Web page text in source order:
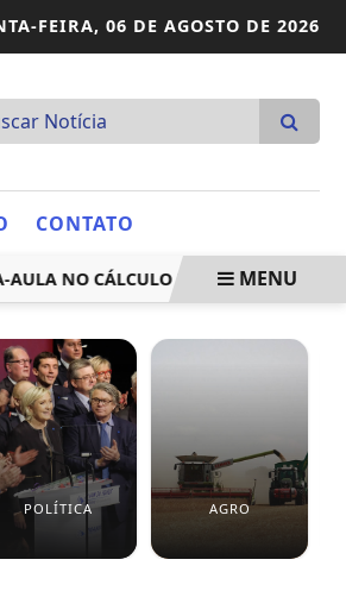
FEIRA, 06 DE AGOSTO DE 2026
CONTATO
NO CÁLCULO DA JORNADA DEMENU
POLÍTICA AGRO